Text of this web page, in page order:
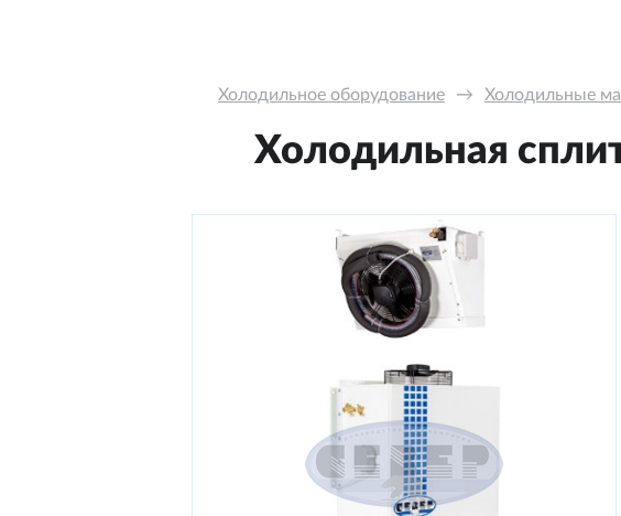
Холодильное оборудование → Холодильные
Холодильная